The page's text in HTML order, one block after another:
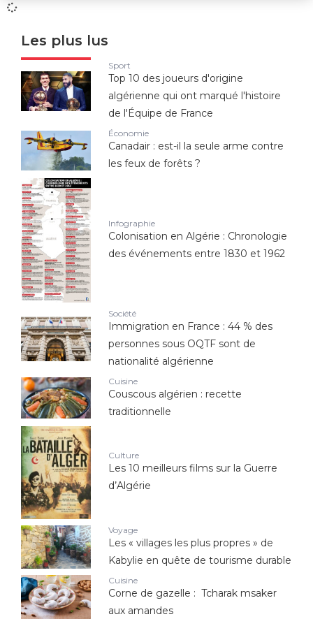
Les plus lus
Sport
Top 10 des joueurs d'origine
algérienne qui ont marqué l'histoire
de l'Équipe de France
Économie
Canadair : est-il la seule arme contre
les feux de forêts ?
Infographie
Colonisation en Algérie : Chronologie
des événements entre 1830 et 1962
Société
Immigration en France : 44 % des
personnes sous OQTF sont de
nationalité algérienne
Cuisine
Couscous algérien : recette
traditionnelle
Culture
Les 10 meilleurs films sur la Guerre
d’Algérie
Voyage
Les « villages les plus propres » de
Kabylie en quête de tourisme durable
Cuisine
Corne de gazelle : Tcharak msaker
aux amandes